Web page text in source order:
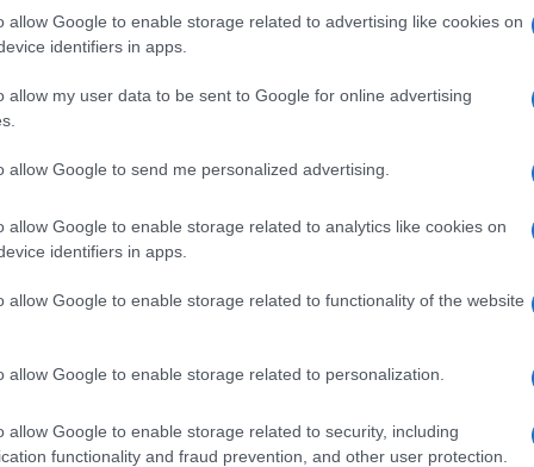
allow Google to enable storage related to advertising like cookies on
identifiers in apps.
allow my user data to be sent to Google for online advertising
allow Google to send me personalized advertising.
allow Google to enable storage related to analytics like cookies on
identifiers in apps.
allow Google to enable storage related to functionality of the website
allow Google to enable storage related to personalization.
allow Google to enable storage related to security, including
functionality and fraud prevention, and other user protection.
1990 e i primi anni di vita furono
dalla violenza e dalla necessità di
al basket, ha anche una carriera da
Dame D.O.L.L.A. e attraverso la musica
vissute durante la sua infanzia e
e il suo primissimo singolo ha come
Joseph Notre Dame High School di
High School. Gli venne poi proposta
il quinto miglior marcatore di